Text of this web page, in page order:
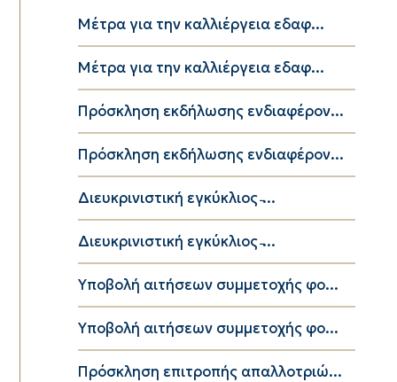
Μέτρα για την καλλιέργεια εδαφ...
Μέτρα για την καλλιέργεια εδαφ...
Πρόσκληση εκδήλωσης ενδιαφέρον...
Πρόσκληση εκδήλωσης ενδιαφέρον...
Διευκρινιστική εγκύκλιος ̵...
Διευκρινιστική εγκύκλιος ̵...
Υποβολή αιτήσεων συμμετοχής φο...
Υποβολή αιτήσεων συμμετοχής φο...
Πρόσκληση επιτροπής απαλλοτριώ...